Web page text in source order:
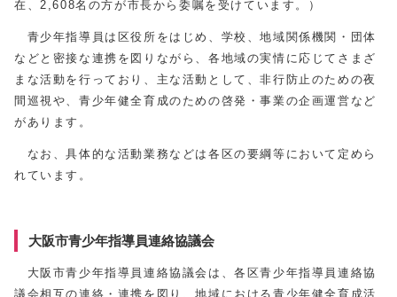
在、2,608名の方が市長から委嘱を受けています。）
青少年指導員は区役所をはじめ、学校、地域関係機関・団体
などと密接な連携を図りながら、各地域の実情に応じてさまざ
まな活動を行っており、主な活動として、非行防止のための夜
間巡視や、青少年健全育成のための啓発・事業の企画運営など
があります。
なお、具体的な活動業務などは各区の要綱等において定めら
れています。
大阪市青少年指導員連絡協議会
大阪市青少年指導員連絡協議会は、各区青少年指導員連絡協
議会相互の連絡・連携を図り、地域における青少年健全育成活